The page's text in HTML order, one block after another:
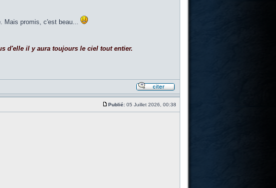
Mais promis, c'est beau...
d'elle il y aura toujours le ciel tout entier.
Publié:05 Juillet 2026, 00:38